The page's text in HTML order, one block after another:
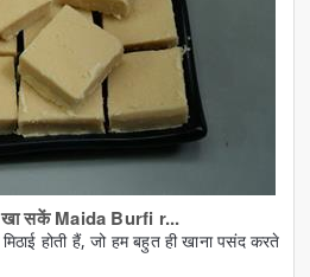
खा सकें Maida Burfi r...
होती हैं, जो हम बहुत ही खाना पसंद करते